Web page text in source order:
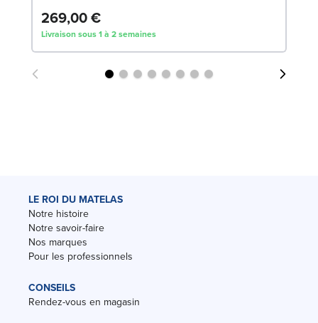
269,00 €
Livraison sous 1 à 2 semaines
LE ROI DU MATELAS
Notre histoire
Notre savoir-faire
Nos marques
Pour les professionnels
CONSEILS
Rendez-vous en magasin